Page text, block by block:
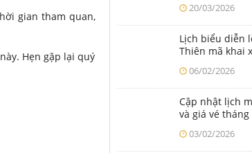
gian tham quan,
Hẹn gặp lại quý
Thiên đường
20/03/2026
Lịch biểu diễn
Thiên mã khai
đường Bảo Sơn
06/02/2026
Cập nhật lịch
và giá vé tháng
đường Bảo Sơn
03/02/2026